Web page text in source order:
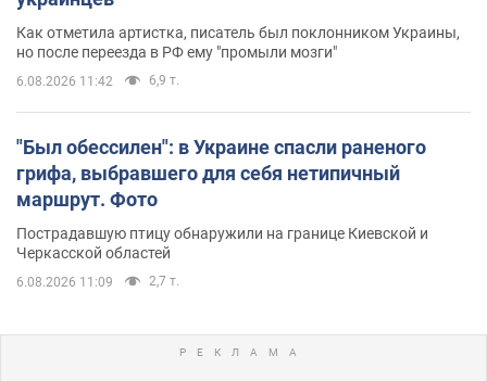
Как отметила артистка, писатель был поклонником Украины,
но после переезда в РФ ему "промыли мозги"
6.08.2026 11:42 6,9 т.
"Был обессилен": в Украине спасли раненого
грифа, выбравшего для себя нетипичный
маршрут. Фото
Пострадавшую птицу обнаружили на границе Киевской и
Черкасской областей
6.08.2026 11:09 2,7 т.